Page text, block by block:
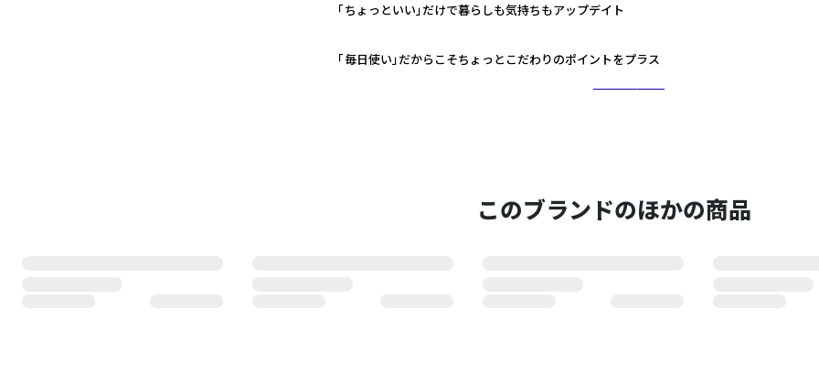
「ちょっといい」だけで暮らしも気持ちもアップデイト
「毎日使い」だからこそちょっとこだわりのポイントをプラス
このブランドのほかの商品